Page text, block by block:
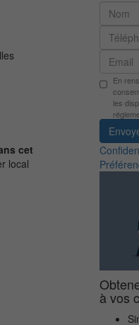
cet
local
En
les
à vos